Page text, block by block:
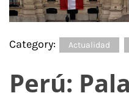
Category: Actualidad
Perú: